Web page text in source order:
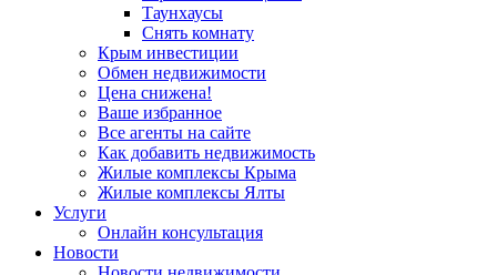
Таунхаусы
Снять комнату
Крым инвестиции
Обмен недвижимости
Цена снижена!
Ваше избранное
Все агенты на сайте
Как добавить недвижимость
Жилые комплексы Крыма
Жилые комплексы Ялты
Услуги
Онлайн консультация
Новости